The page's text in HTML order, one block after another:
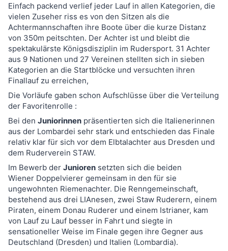
Einfach packend verlief jeder Lauf in allen Kategorien, die
vielen Zuseher riss es von den Sitzen als die
Achtermannschaften ihre Boote über die kurze Distanz
von 350m peitschten. Der Achter ist und bleibt die
spektakulärste Königsdisziplin im Rudersport. 31 Achter
aus 9 Nationen und 27 Vereinen stellten sich in sieben
Kategorien an die Startblöcke und versuchten ihren
Finallauf zu erreichen,
Die Vorläufe gaben schon Aufschlüsse über die Verteilung
der Favoritenrolle :
Bei den Juniorinnen präsentierten sich die Italienerinnen
aus der Lombardei sehr stark und entschieden das Finale
relativ klar für sich vor dem Elbtalachter aus Dresden und
dem Ruderverein STAW.
Im Bewerb der Junioren setzten sich die beiden
Wiener Doppelvierer gemeinsam in den für sie
ungewohnten Riemenachter. Die Renngemeinschaft,
bestehend aus drei LIAnesen, zwei Staw Ruderern, einem
Piraten, einem Donau Ruderer und einem Istrianer, kam
von Lauf zu Lauf besser in Fahrt und siegte in
sensationeller Weise im Finale gegen ihre Gegner aus
Deutschland (Dresden) und Italien (Lombardia).